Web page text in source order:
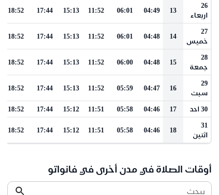
26
اربعاء
13
04:49
06:01
11:52
15:13
17:44
18:52
27
خميس
14
04:48
06:01
11:52
15:13
17:44
18:52
28
جمعة
15
04:48
06:00
11:52
15:13
17:44
18:52
29
سبت
16
04:47
05:59
11:52
15:13
17:44
18:52
30 احد 17
04:46
05:58
11:51
15:12
17:44
18:52
31
اثنين
18
04:46
05:58
11:51
15:12
17:44
18:52
أوقات الصلاة في مدن أخرى في فانواتو
يبحث